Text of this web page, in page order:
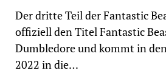
Der dritte Teil der Fantastic
offiziell den Titel Fantastic
Dumbledore und kommt in
2022 in die…